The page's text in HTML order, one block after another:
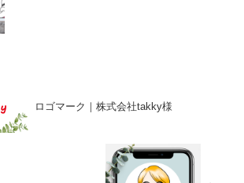
ロゴマーク｜株式会社takky様